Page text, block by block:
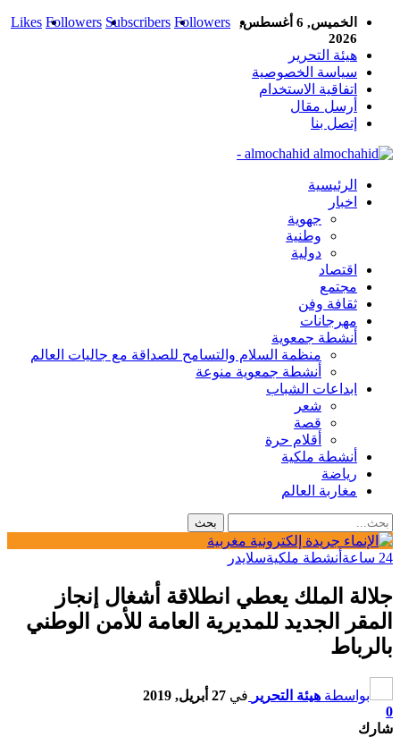
Likes Followers Subscribers Followers
الخميس, 6 أغسطس,
2026
هيئة التحرير
سياسة الخصوصية
اتفاقية الاستخدام
أرسل مقال
إتصل بنا
almochahid -
الرئيسية
اخبار
جهوية
وطنية
دولية
اقتصاد
مجتمع
ثقافة وفن
مهرجانات
أنشطة جمعوية
منظمة السلام والتسامح للصداقة مع جاليات العالم
أنشطة جمعوية منوعة
ابداعات الشباب
شعر
قصة
أقلام حرة
أنشطة ملكية
رياضة
مغاربة العالم
24 ساعة أنشطة ملكيةسلايدر
جلالة الملك يعطي انطلاقة أشغال إنجاز
المقر الجديد للمديرية العامة للأمن الوطني
بالرباط
بواسطة هيئة التحرير في 27 أبريل, 2019
0
شارك